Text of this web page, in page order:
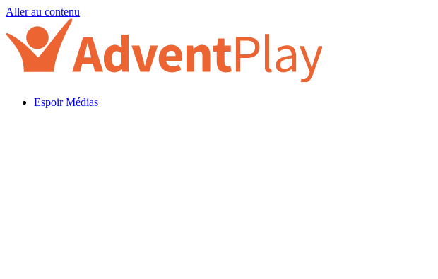
Aller au contenu
Espoir Médias